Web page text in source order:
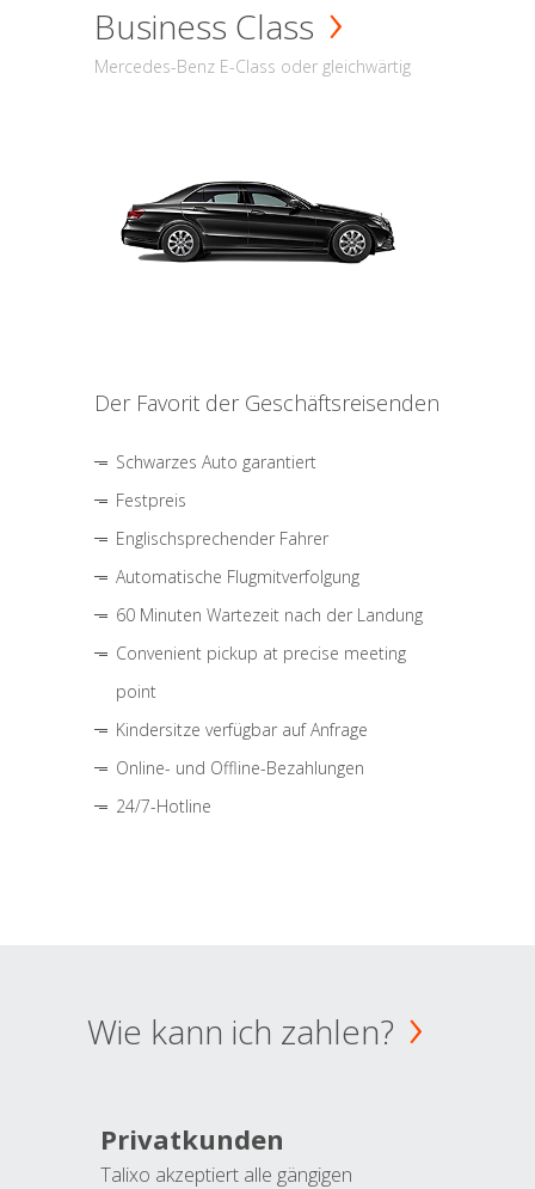
Business Class
Mercedes-Benz E-Class oder gleichwärtig
Der Favorit der Geschäftsreisenden
Schwarzes Auto garantiert
Festpreis
Englischsprechender Fahrer
Automatische Flugmitverfolgung
60 Minuten Wartezeit nach der Landung
Convenient pickup at precise meeting
point
Kindersitze verfügbar auf Anfrage
Online- und Offline-Bezahlungen
24/7-Hotline
Wie kann ich zahlen?
Privatkunden
Talixo akzeptiert alle gängigen